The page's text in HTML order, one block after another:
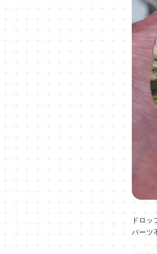
ドロ
パーツ